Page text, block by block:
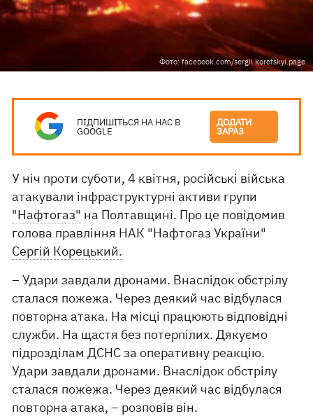
Фото: facebook.com/sergii.koretskyi.page
ПІДПИШІТЬСЯ НА НАС В
GOOGLE
ДОДАТИ
ЗАРАЗ
У ніч проти суботи, 4 квітня, російські війська
атакували інфраструктурні активи групи
"Нафтогаз" на Полтавщині. Про це повідомив
голова правління НАК "Нафтогаз України"
Сергій Корецький.
– Удари завдали дронами. Внаслідок обстрілу
сталася пожежа. Через деякий час відбулася
повторна атака. На місці працюють відповідні
служби. На щастя без потерпілих. Дякуємо
підрозділам ДСНС за оперативну реакцію.
Удари завдали дронами. Внаслідок обстрілу
сталася пожежа. Через деякий час відбулася
повторна атака, – розповів він.